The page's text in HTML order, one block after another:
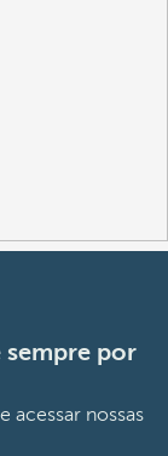
sempre por
acessar nossas